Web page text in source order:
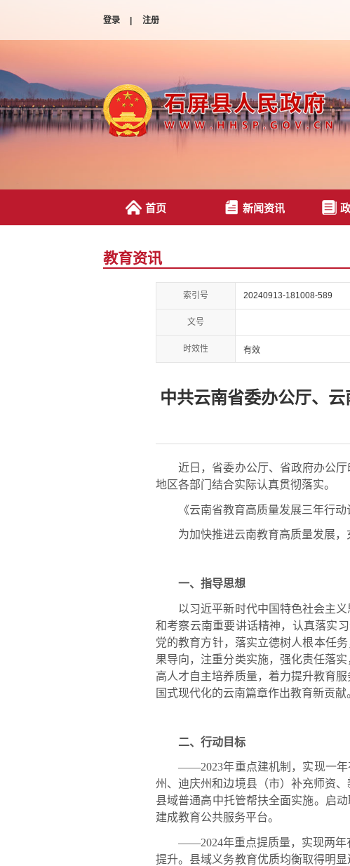
登录 | 注册
首页 新闻资讯
教育资讯
索引号 20240913-181008-589
文号
时效性 有效
中共云南省委办公厅、
近日，省委办公厅、省政府办公厅
地区各部门结合实际认真贯彻落实。
《云南省教育高质量发展三年行动
为加快推进云南教育高质量发展，
一、指导思想
以习近平新时代中国特色社会主义
和考察云南重要讲话精神，认真落实
党的教育方针，落实立德树人根本任
果导向，注重分类实施，强化责任落
高人才自主培养质量，着力提升教育
国式现代化的云南篇章作出教育新贡献
二、行动目标
——2023年重点建机制，实现一年有
州、迪庆州和边境县（市）补充师资
县域普通高中托管帮扶全面实施。启
建成教育公共服务平台。
——2024年重点提质量，实现两年有
提升。县域义务教育优质均衡取得明